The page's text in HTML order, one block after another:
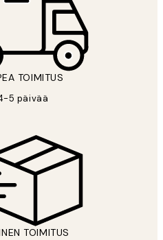
TOIMITUS
5 päivää
TOIMITUS